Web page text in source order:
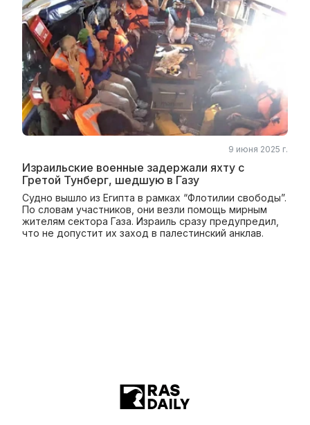
9 июня 2025 г.
Израильские военные задержали яхту с
Гретой Тунберг, шедшую в Газу
Судно вышло из Египта в рамках “Флотилии свободы”.
По словам участников, они везли помощь мирным
жителям сектора Газа. Израиль сразу предупредил,
что не допустит их заход в палестинский анклав.